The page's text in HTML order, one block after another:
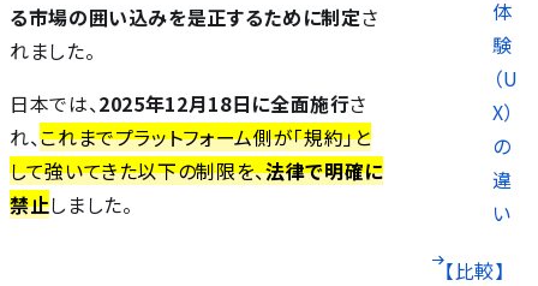
体
験
（U
X）
の
違
い
【比較】
る市場の囲い込みを是正するために制定さ
れました。
日本では、2025年12月18日に全面施行さ
れ、これまでプラットフォーム側が「規約」と
して強いてきた以下の制限を、法律で明確に
禁止しました。